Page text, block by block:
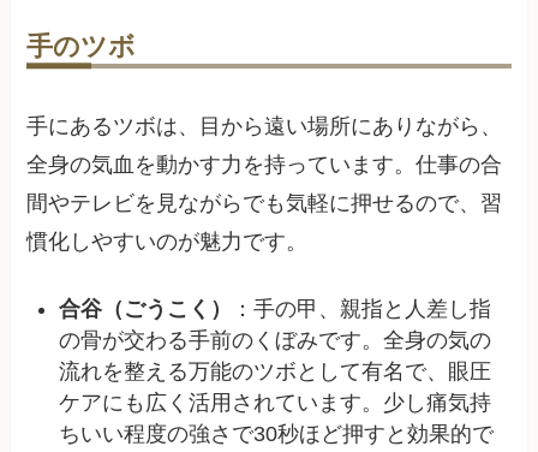
手のツボ
手にあるツボは、目から遠い場所にありながら、
全身の気血を動かす力を持っています。仕事の合
間やテレビを見ながらでも気軽に押せるので、習
慣化しやすいのが魅力です。
合谷（ごうこく）
：手の甲、親指と人差し指
の骨が交わる手前のくぼみです。全身の気の
流れを整える万能のツボとして有名で、眼圧
ケアにも広く活用されています。少し痛気持
ちいい程度の強さで30秒ほど押すと効果的で